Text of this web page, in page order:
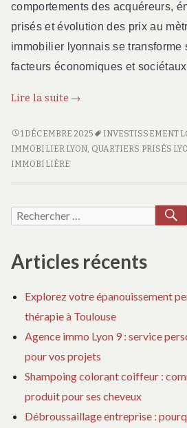
comportements des acquéreurs,
prisés et évolution des prix au
immobilier lyonnais se transforme
facteurs économiques et
Lire la suite
L’évolution
marché
immobilier
Lyon
nouvelles
→
L’ÉVOLUTION
DU
MARCHÉ
LYON
:
TENDANCES
1 DÉCEMBRE 2025 INVESTISSEMENT
IMMOBILIER LYON QUARTIERS PRISÉS
IMMOBILIÈRE
Recherche
Articles récents
Explorez votre épanouissement
thérapie à Toulouse
Agence immo Lyon 9 : service
pour vos projets
Shampoing colorant coiffeur :
produit pour ses cheveux
Débroussaillage entreprise :